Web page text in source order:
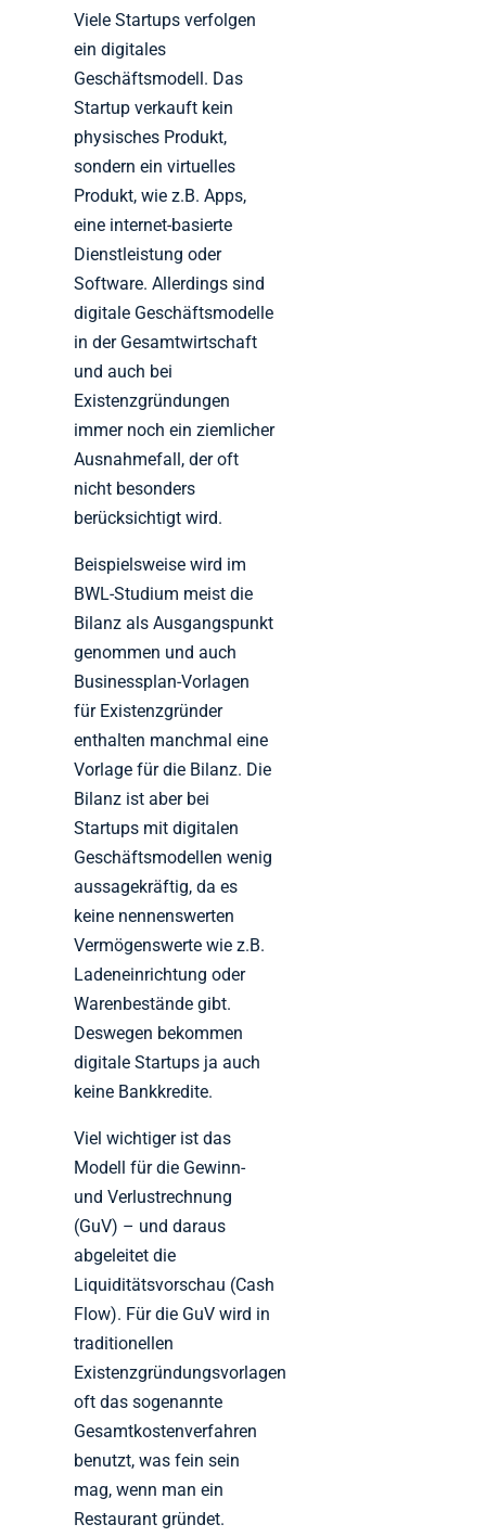
Viele Startups verfolgen
ein digitales
Geschäftsmodell. Das
Startup verkauft kein
physisches Produkt,
sondern ein virtuelles
Produkt, wie z.B. Apps,
eine internet-basierte
Dienstleistung oder
Software. Allerdings sind
digitale Geschäftsmodelle
in der Gesamtwirtschaft
und auch bei
Existenzgründungen
immer noch ein ziemlicher
Ausnahmefall, der oft
nicht besonders
berücksichtigt wird.
Beispielsweise wird im
BWL-Studium meist die
Bilanz als Ausgangspunkt
genommen und auch
Businessplan-Vorlagen
für Existenzgründer
enthalten manchmal eine
Vorlage für die Bilanz. Die
Bilanz ist aber bei
Startups mit digitalen
Geschäftsmodellen wenig
aussagekräftig, da es
keine nennenswerten
Vermögenswerte wie z.B.
Ladeneinrichtung oder
Warenbestände gibt.
Deswegen bekommen
digitale Startups ja auch
keine Bankkredite.
Viel wichtiger ist das
Modell für die Gewinn-
und Verlustrechnung
(GuV) – und daraus
abgeleitet die
Liquiditätsvorschau (Cash
Flow). Für die GuV wird in
traditionellen
Existenzgründungsvorlagen
oft das sogenannte
Gesamtkostenverfahren
benutzt, was fein sein
mag, wenn man ein
Restaurant gründet.